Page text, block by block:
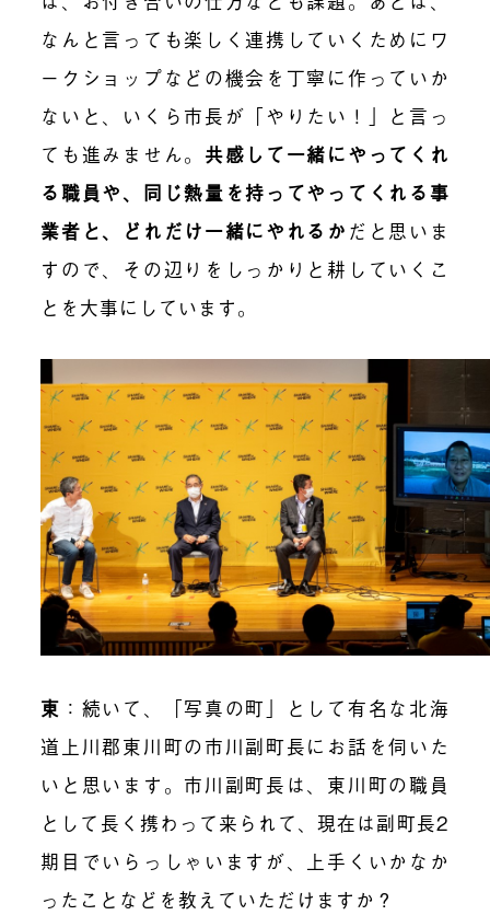
なんと言っても楽しく連携していくためにワ
ークショップなどの機会を丁寧に作っていか
ないと、いくら市長が「やりたい！」と言っ
ても進みません。 共感して一緒にやってくれ
る職員や、同じ熱量を持ってやってくれる事
業者と、どれだけ一緒にやれるか だと思いま
すので、その辺りをしっかりと耕していくこ
とを大事にしています。
東 ：続いて、「写真の町」として有名な北海
道上川郡東川町の市川副町長にお話を伺いた
いと思います。市川副町長は、東川町の職員
として長く携わって来られて、現在は副町長2
期目でいらっしゃいますが、上手くいかなか
ったことなどを教えていただけますか？